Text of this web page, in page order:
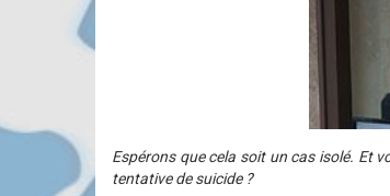
Espérons que cela soit un cas isolé. Et
tentative de suicide ?